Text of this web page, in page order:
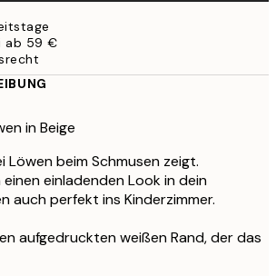
ab 59 €
in Beige
Löwen beim Schmusen zeigt.
einladenden Look in dein
auch perfekt ins Kinderzimmer.
aufgedruckten weißen Rand, der das